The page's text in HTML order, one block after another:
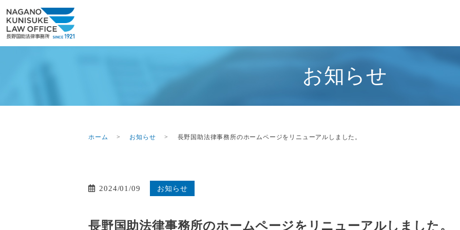
お知らせ
ホーム お知らせ 長野国助法律事務所のホームページをリニューアルしました。
2024/01/09 お知らせ
長野国助法律事務所のホームページをリニューアルしました。